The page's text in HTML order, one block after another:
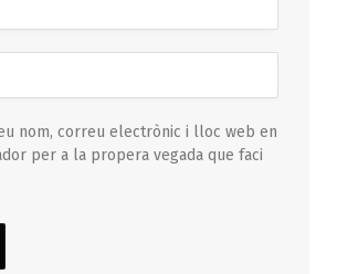
nom, correu electrònic i lloc web en
per a la propera vegada que faci